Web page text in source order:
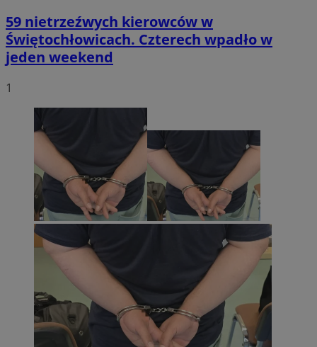
59 nietrzeźwych kierowców w
Świętochłowicach. Czterech wpadło w
jeden weekend
1